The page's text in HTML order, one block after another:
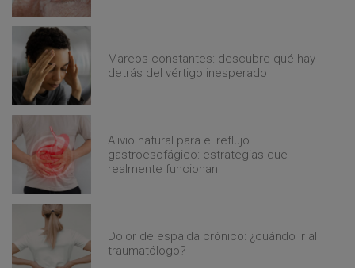
Mareos constantes: descubre qué hay
detrás del vértigo inesperado
Alivio natural para el reflujo
gastroesofágico: estrategias que
realmente funcionan
Dolor de espalda crónico: ¿cuándo ir al
traumatólogo?